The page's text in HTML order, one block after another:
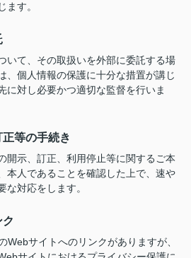
ます。
いて、その取扱いを外部に委託する場
、個人情報の保護に十分な措置が講じ
に対し必要かつ適切な監督を行いま
等の手続き
開示、訂正、利用停止等に関するご本
本人であることを確認した上で、速や
な対応をします。
Webサイトへのリンクがありますが、